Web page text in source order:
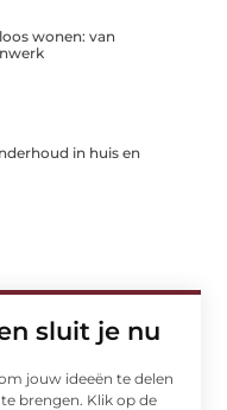
wonen: van
in huis en
sluit je nu
jouw ideeën te delen
brengen. Klik op de